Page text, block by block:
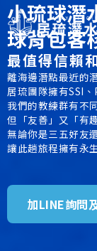
小琉球潛
球背包客
最值得信賴
離海邊潛點最近的
居琉團隊擁有SSI
我們的教練群有不
但「友善」又「有
無論你是三五好友
讓此趟旅程擁有永
加LINE詢問